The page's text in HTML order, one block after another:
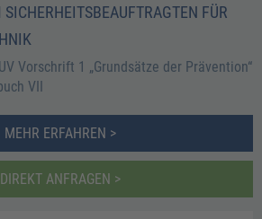
FÜR
Vorschrift 1 „Grundsätze der Prävention“
VII
MEHR ERFAHREN >
DIREKT ANFRAGEN >